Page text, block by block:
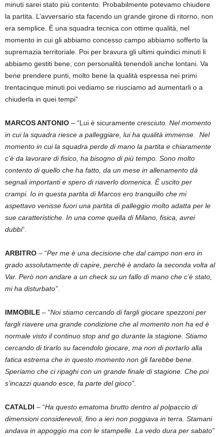
minuti sarei stato più contento. Probabilmente potevamo chiudere
la partita. L’avversario sta facendo un grande girone di ritorno, non
era semplice. È una squadra tecnica con ottime qualità, nel
momento in cui gli abbiamo concesso campo abbiamo sofferto la
supremazia territoriale. Poi per bravura gli ultimi quindici minuti li
abbiamo gestiti bene, con personalità tenendoli anche lontani. Va
bene prendere punti, molto bene la qualità espressa nei primi
trentacinque minuti poi vediamo se riusciamo ad aumentarli o a
chiuderla in quei tempi”
MARCOS ANTONIO – “Lui è sicuramente cresciuto. Nel momento
in cui la squadra riesce a palleggiare, lui ha qualità immense. Nel
momento in cui la squadra perde di mano la partita e chiaramente
c’è da lavorare di fisico, ha bisogno di più tempo. Sono molto
contento di quello che ha fatto, da un mese in allenamento dà
segnali importanti e spero di riaverlo domenica. È uscito per
crampi. Io in questa partita di Marcos ero tranquillo che mi
aspettavo venisse fuori una partita di palleggio molto adatta per le
sue caratteristiche. In una come quella di Milano, fisica, avrei
dubbi“.
ARBITRO – “Per me è una decisione che dal campo non ero in
grado assolutamente di capire, perché è andato la seconda volta al
Var. Però non andare a un check su un fallo di mano che c’è stato,
mi ha disturbato”.
IMMOBILE – “Noi stiamo cercando di fargli giocare spezzoni per
fargli riavere una grande condizione che al momento non ha ed è
normale visto il continuo stop and go durante la stagione. Stiamo
cercando di tirarlo su facendolo giocare, ma non di portarlo alla
fatica estrema che in questo momento non gli farebbe bene.
Speriamo che ci ripaghi con un grande finale di stagione. Che poi
s’incazzi quando esce, fa parte del gioco”.
CATALDI – “Ha questo ematoma brutto dentro al polpaccio di
dimensioni considerevoli, fino a ieri non poggiava in terra. Stamani
andava in appoggio ma con le stampelle. La vedo dura per sabato”